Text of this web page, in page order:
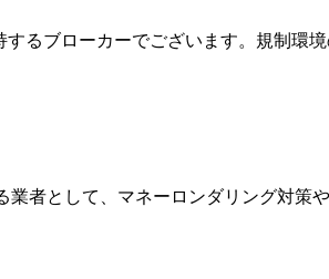
るブローカーでございます。規制環
者として、マネーロンダリング対策